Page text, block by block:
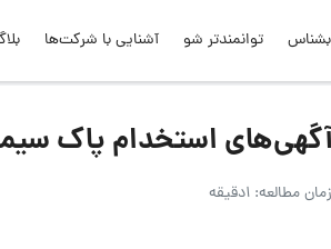
توانمندتر شو آشنایی با شرکت‌ها
استخدام پاک سیمین کویر | ۲۰
زمان مطالعه: 1دقیقه